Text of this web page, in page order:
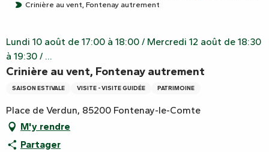
Crinière au vent, Fontenay autrement
Lundi 10 août de 17:00 à 18:00 / Mercredi 12 août de 18:30
à 19:30 / ...
Crinière au vent, Fontenay autrement
SAISON ESTIVALE VISITE - VISITE GUIDÉE PATRIMOINE
Place de Verdun, 85200 Fontenay-le-Comte
M'y rendre
Partager